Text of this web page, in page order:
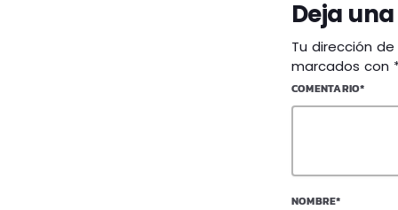
Deja
Tu dirección
marcados con
COMENTARIO*
NOMBRE*